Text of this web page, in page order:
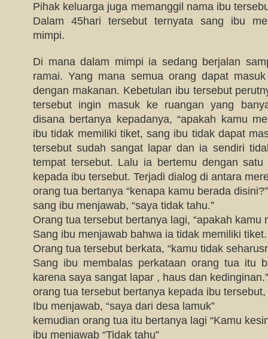
Pihak keluarga juga memanggil nama ibu
Dalam 45hari tersebut ternyata sang ibu
mimpi.
Di mana dalam mimpi ia sedang berjalan
ramai. Yang mana semua orang dapat
dengan makanan. Kebetulan ibu tersebut
tersebut ingin masuk ke ruangan yang
disana bertanya kepadanya, “apakah kamu
ibu tidak memiliki tiket, sang ibu tidak dapat
tersebut sudah sangat lapar dan ia sendiri
tempat tersebut. Lalu ia bertemu dengan
kepada ibu tersebut. Terjadi dialog di antara
orang tua bertanya “kenapa kamu berada disini?”
sang ibu menjawab, “saya tidak tahu.”
Orang tua tersebut bertanya lagi, “apakah kamu
Sang ibu menjawab bahwa ia tidak memiliki tiket.
Orang tua tersebut berkata, “kamu tidak
Sang ibu membalas perkataan orang tua itu
karena saya sangat lapar , haus dan kedinginan.”
orang tua tersebut bertanya kepada ibu tersebut,
Ibu menjawab, “saya dari desa lamuk”
kemudian orang tua itu bertanya lagi “Kamu
ibu menjawab “Tidak tahu”